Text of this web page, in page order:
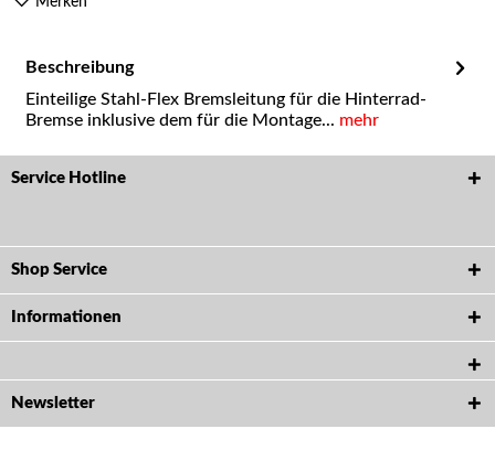
Beschreibung
Einteilige Stahl-Flex Bremsleitung für die Hinterrad-
Bremse inklusive dem für die Montage... mehr
Service Hotline
Shop Service
Informationen
Newsletter